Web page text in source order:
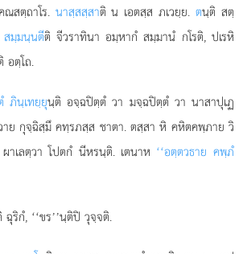
สตฺถาโร. นาสฺสสฺสาติ น เอตสฺส ภเวยฺย. ตนฺติ สตฺ
สมฺมนฺนตีติ จีวราทินา อมฺหากํ สมฺมานํ กโรติ, ปเรหิ
อตฺโถ.
ภินฺเทยฺยุนฺติ อจฺฉปิตฺตํ วา มจฺฉปิตฺตํ วา นาสาปุเฏ
ย กุจฺฉิสฺมึ คทฺรภสฺส ชาตา. ตสฺสา หิ คหิตคพฺภาย วิ
าเลตฺวา โปตกํ นีหรนฺติ. เตนาห ‘‘อตฺตวธาย คพฺภํ
ฉุริกํ, ‘‘ขร’’นฺติปิ วุจฺจติ.